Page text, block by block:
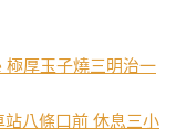
極厚玉子燒三明治一
站八條口前 休息三小